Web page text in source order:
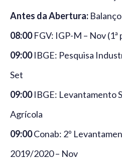
Antes da Abertura:
08:00FGV: IGP-M – Nov (1ª
09:00IBGE: Pesquisa
Set
09:00IBGE: Levantamento
Agrícola
09:00Conab: 2º
2019/2020 – Nov